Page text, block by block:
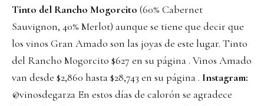
Tinto del Rancho Mogorcito (60% Cabernet
Sauvignon, 40% Merlot) aunque se tiene que decir que
los vinos Gran Amado son las joyas de este lugar. Tinto
del Rancho Mogorcito $627 en supágina. Vinos Amado
van desde $2,860 hasta $28,743 en supágina. Instagram:
@vinosdegarza En estos días de calorón se agradece